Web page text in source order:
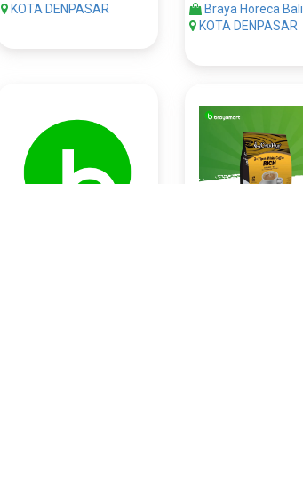
KOTA DENPASAR
Braya Horeca Bali
KOTA DENPASAR